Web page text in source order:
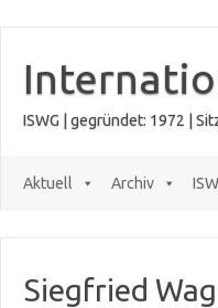
springen
ISWG | gegründet: 1972 |
Aktuell Archiv
Siegfried